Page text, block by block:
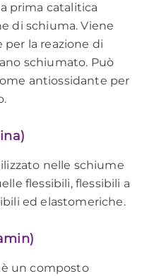
prima catalitica
di schiuma. Viene
la reazione di
schiumato. Può
antiossidante per
nelle schiume
flessibili, flessibili a
ed elastomeriche.
un composto